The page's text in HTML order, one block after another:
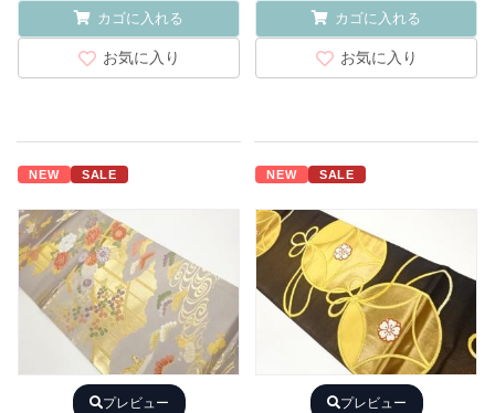
カゴに入れる
お気に入り
カゴに入れる
お気に入り
NEW SALE
プレビュー
NEW SALE
プレビュー